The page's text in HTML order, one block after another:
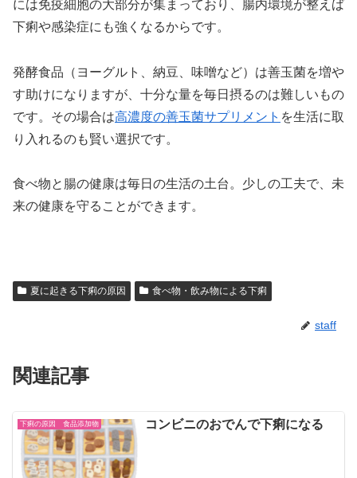
には免疫細胞の大部分が集まっており、腸内環境が整えば
下痢や感染症にも強くなるからです。
発酵食品（ヨーグルト、納豆、味噌など）は善玉菌を増や
す助けになりますが、十分な量を毎日摂るのは難しいもの
です。その場合は高濃度の善玉菌サプリメント を生活に取
り入れるのも賢い選択です。
食べ物と腸の健康は毎日の生活の土台。少しの工夫で、未
来の健康を守ることができます。
夏に起きる下痢の原因 食べ物・飲み物による下痢
staff
関連記事
下痢の原因 食品添加物 コンビニのおでんで下痢になる